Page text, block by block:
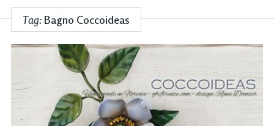
Tag:Bagno Coccoideas